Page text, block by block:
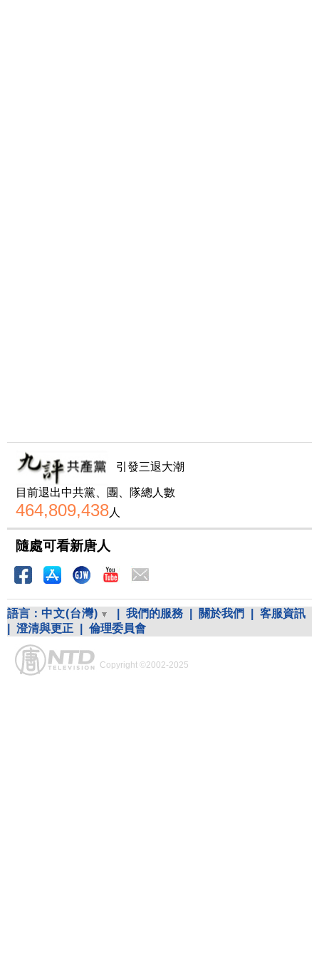
引發三退大潮
目前退出中共黨、團、隊總人數
464,809,438人
隨處可看新唐人
語言： 中文(台灣) 我們的服務 關於我們
客服資訊
澄清與更正 倫理委員會
Copyright ©2002-2025